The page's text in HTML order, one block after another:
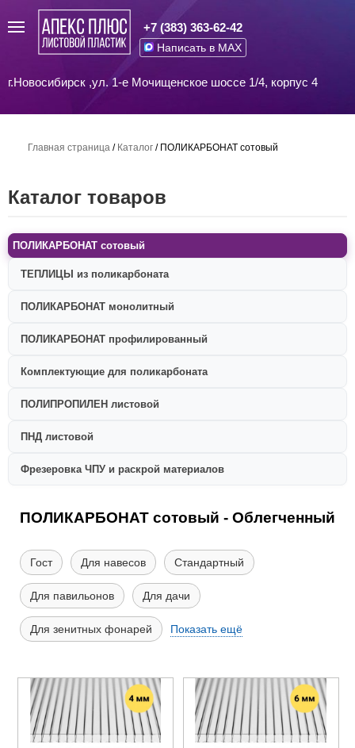
+7 (383) 363-62-42
Написать в MAX
г.Новосибирск ,ул. 1-е Мочищенское шоссе 1/4, корпус 4
Главная страница / Каталог / ПОЛИКАРБОНАТ сотовый
Каталог товаров
ПОЛИКАРБОНАТ сотовый
ТЕПЛИЦЫ из поликарбоната
ПОЛИКАРБОНАТ монолитный
ПОЛИКАРБОНАТ профилированный
Комплектующие для поликарбоната
ПОЛИПРОПИЛЕН листовой
ПНД листовой
Фрезеровка ЧПУ и раскрой материалов
ПОЛИКАРБОНАТ сотовый - Облегченный
Гост Для навесов Стандартный
Для павильонов Для дачи
Для зенитных фонарей Показать ещё